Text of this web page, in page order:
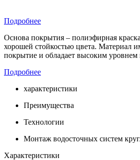
Подробнее
Основа покрытия – полиэфирная
хорошей стойкостью цвета. Материал
покрытие и обладает высоким уровнем
Подробнее
характеристики
Преимущества
Технологии
Монтаж водосточных систем
Характеристики